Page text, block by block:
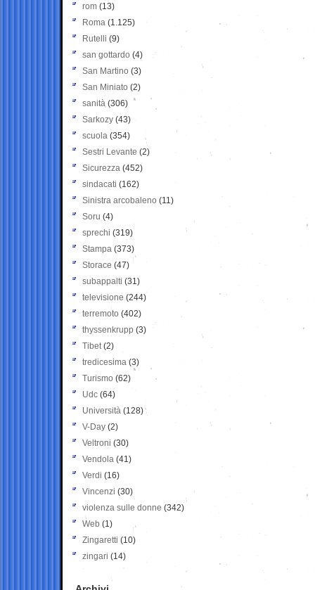
rom (13)
Roma (1.125)
Rutelli (9)
san gottardo (4)
San Martino (3)
San Miniato (2)
sanità (306)
Sarkozy (43)
scuola (354)
Sestri Levante (2)
Sicurezza (452)
sindacati (162)
Sinistra arcobaleno (11)
Soru (4)
sprechi (319)
Stampa (373)
Storace (47)
subappalti (31)
televisione(244)
terremoto (402)
thyssenkrupp (3)
Tibet(2)
tredicesima (3)
Turismo (62)
Udc (64)
Università (128)
V-Day (2)
Veltroni (30)
Vendola (41)
Verdi (16)
Vincenzi (30)
violenza sulle donne (342)
Web (1)
Zingaretti (10)
zingari (14)